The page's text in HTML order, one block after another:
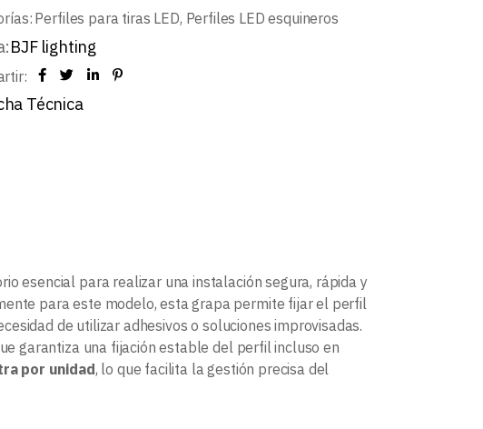
Perfiles para tiras LED, Perfiles LED esquineros
BJF lighting
Técnica
esencial para realizar una instalación segura, rápida y
para este modelo, esta grapa permite fijar el perfil
de utilizar adhesivos o soluciones improvisadas.
garantiza una fijación estable del perfil incluso en
por unidad, lo que facilita la gestión precisa del